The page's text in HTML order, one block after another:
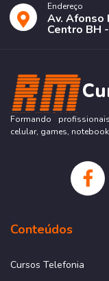
Endereço
Av. Afonso
Centro BH
Formando
celular, games,
Conteúdos
Cursos Telefonia